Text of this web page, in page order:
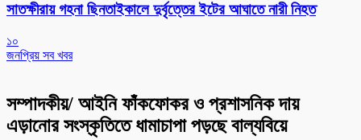
সাতক্ষীরায় গহনা ছিনতাইকালে দুর্বৃত্তের ইটের আঘাতে নারী নিহত
১০
জনপ্রিয় সব খবর
সম্পাদকীয়/ আইনি ফাঁকফোকর ও প্রশাসনিক দায়
এড়ানোর সংস্কৃতিতে ধামাচাপা পড়ছে বাল্যবিয়ে